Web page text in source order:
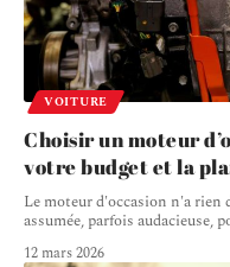
VOITURE
Choisir un moteur
votre budget et la
Le moteur d'occasion n'a
assumée, parfois audacieuse,
12 mars 2026